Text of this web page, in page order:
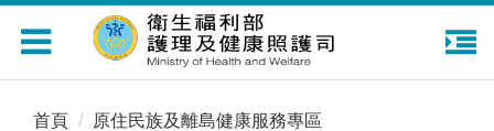
Toggle
navigation
首頁
原住民族及離島健康服務專區